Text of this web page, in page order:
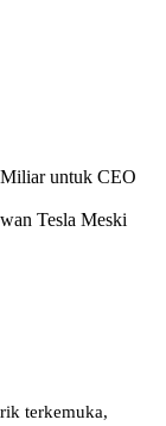
Miliar untuk CEO
Tesla Meski
terkemuka,